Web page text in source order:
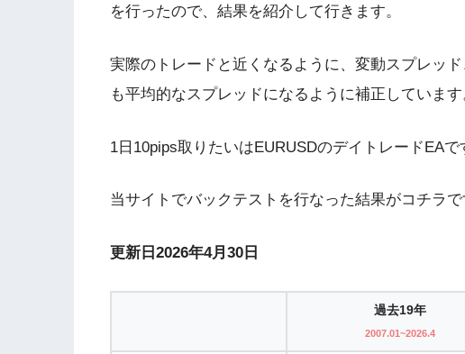
を行ったので、結果を紹介して行きます。
実際のトレードと近くなるように、変動スプレッ
も平均的なスプレッドになるように補正しています
1日10pips取りたいはEURUSDのデイトレードEAで
当サイトでバックテストを行なった結果がコチラで
更新日2026年4月30日
過去19年
2007.01~2026.4